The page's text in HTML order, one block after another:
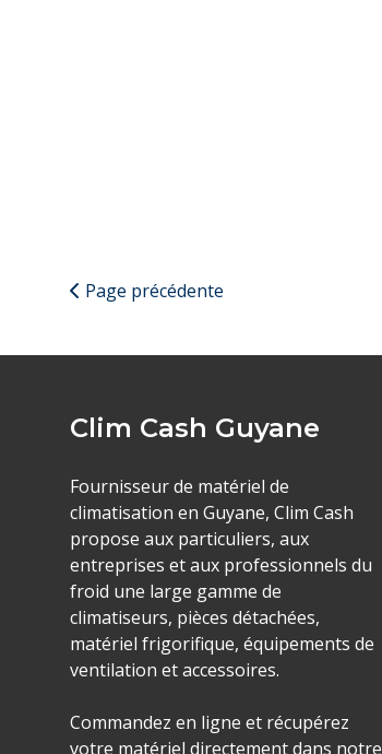
Page précédente
Clim Cash Guyane
Fournisseur de matériel de
climatisation en Guyane, Clim Cash
propose aux particuliers, aux
entreprises et aux professionnels du
froid une large gamme de
climatiseurs, pièces détachées,
matériel frigorifique, équipements de
ventilation et accessoires.
Commandez en ligne et récupérez
votre matériel directement dans notre